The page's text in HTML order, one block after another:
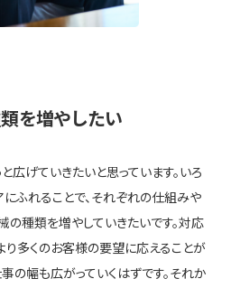
を増やしたい
広げていきたいと思っています。いろ
ふれることで、それぞれの仕組みや
の種類を増やしていきたいです。対応
り多くのお客様の要望に応えることが
の幅も広がっていくはずです。それか